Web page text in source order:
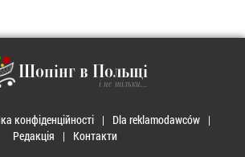
Шопінг в Польщі
і не тільки...
конфіденційності
Dla reklamodawców
Редакція
Контакти